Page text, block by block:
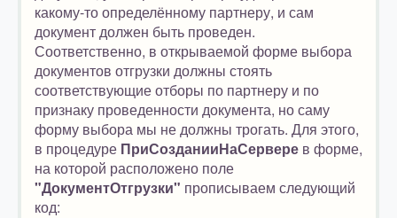
какому-то определённому партнеру, и сам
документ должен быть проведен.
Соответственно, в открываемой форме выбора
документов отгрузки должны стоять
соответствующие отборы по партнеру и по
признаку проведенности документа, но саму
форму выбора мы не должны трогать. Для этого,
в процедуре ПриСозданииНаСервере в форме,
на которой расположено поле
"ДокументОтгрузки" прописываем следующий
код: